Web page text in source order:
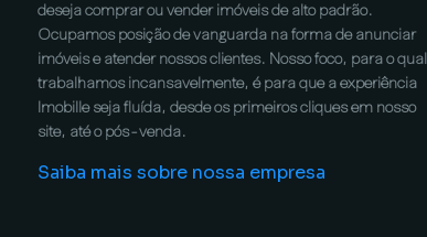
deseja comprar ou vender imóveis de alto padrão.
Ocupamos posição de vanguarda na forma de anunciar
imóveis e atender nossos clientes. Nosso foco, para o qual
trabalhamos incansavelmente, é para que a experiência
Imobille seja fluída, desde os primeiros cliques em nosso
site, até o pós-venda.
Saiba mais sobre nossa empresa